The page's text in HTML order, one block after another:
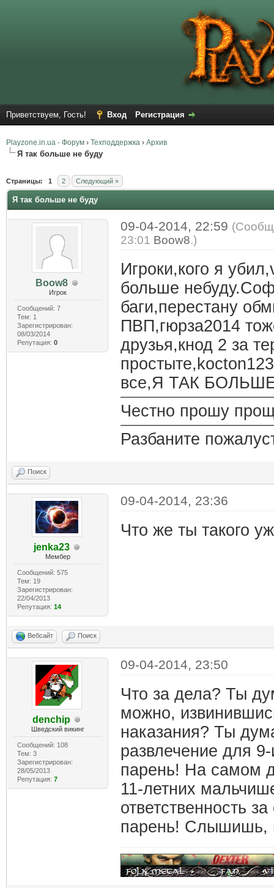
Приветствуем, Гость! Вход Регистрация
Playzone.in.ua - Форум › Техподдержка › Архив
Я так больше не буду
Страницы: 1 2 Следующий »
Я так больше не буду
Boow8
Игрок
Сообщений: 7
Тем: 1
Зарегистрирован:
08/03/2014
Репутация: 0
09-04-2014, 22:59
23:01 Boow8.)
Игроки,кого я
больше
баги,перестану
ПВП,гюрза2014
друзья,кнод 2 за
все,Я ТАК БОЛЬШЕ
Честно прошу
Разбаните
Поиск
jenka23
Мембер
Сообщений: 575
Тем: 19
Зарегистрирован:
22/04/2013
Репутация: 14
09-04-2014, 23:36
Что же ты такого
Вебсайт Поиск
denchip
Шведский викинг
Сообщений: 108
Тем: 3
Зарегистрирован:
28/05/2013
Репутация: 7
09-04-2014, 23:50
Что за дела? Ты
можно,
наказания? Ты
развлечение для
парень! На самом
11-летних
ответственность
парень! Слышишь,